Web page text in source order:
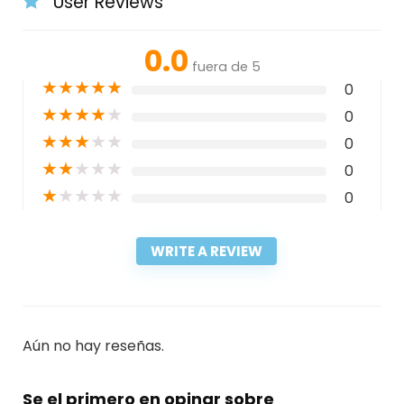
0.0 fuera de 5
★★★★★ 0
★★★★★ 0
★★★★★ 0
★★★★★ 0
★★★★★ 0
WRITE A REVIEW
Aún no hay reseñas.
Se el primero en opinar sobre